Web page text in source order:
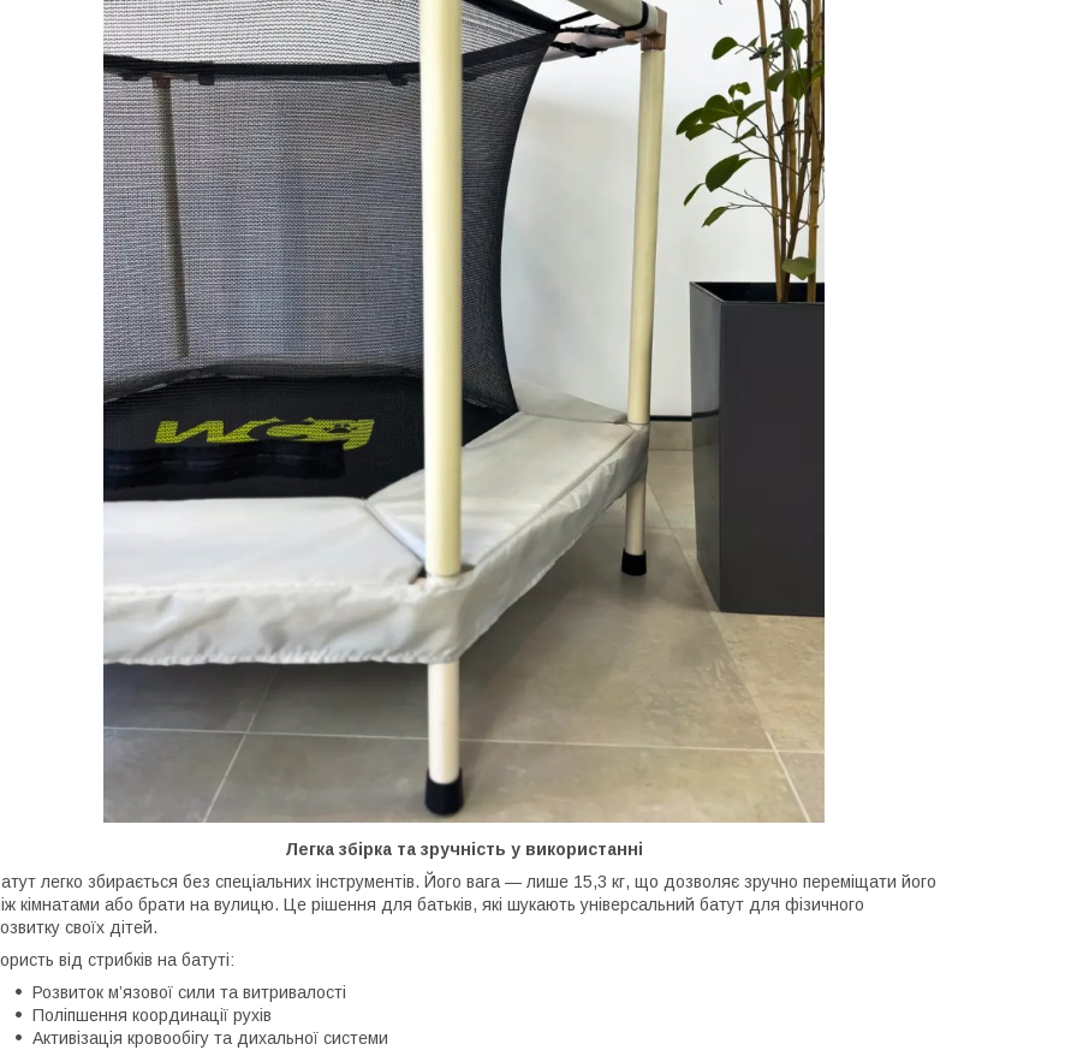
Легка збірка та зручність у використанні
легко збирається без спеціальних інструментів. Його вага — лише 15,3 кг, що дозволяє зручно переміщати його
кімнатами або брати на вулицю. Це рішення для батьків, які шукають універсальний батут для фізичного
своїх дітей.
від стрибків на батуті:
Розвиток м’язової сили та витривалості
Поліпшення координації рухів
Активізація кровообігу та дихальної системи